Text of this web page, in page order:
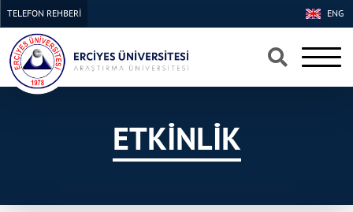
×
×
ENG
TELEFON REHBERİ
ETKİNLİK